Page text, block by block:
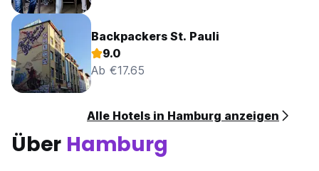
Backpackers St. Pauli
9.0
Ab €17.65
Alle Hotels in Hamburg anzeigen
Über Hamburg